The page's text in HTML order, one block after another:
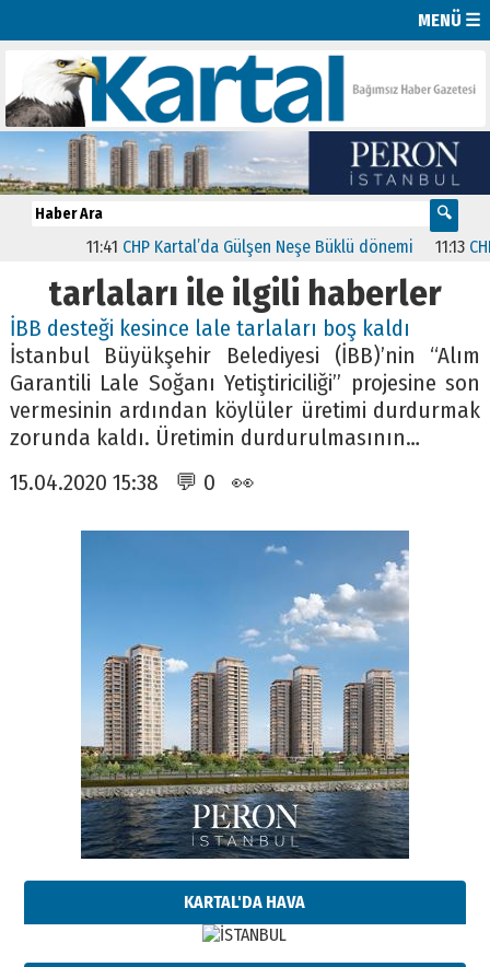
MENÜ ☰
11:41 CHP Kartal’da Gülşen Neşe Büklü dönemi 11:13
tarlaları ile ilgili haberler
İBB desteği kesince lale tarlaları boş kaldı
İstanbul Büyükşehir Belediyesi (İBB)’nin “Alım
Garantili Lale Soğanı Yetiştiriciliği” projesine son
vermesinin ardından köylüler üretimi durdurmak
zorunda kaldı. Üretimin durdurulmasının…
15.04.2020 15:38 💬 0 👀
KARTAL'DA HAVA